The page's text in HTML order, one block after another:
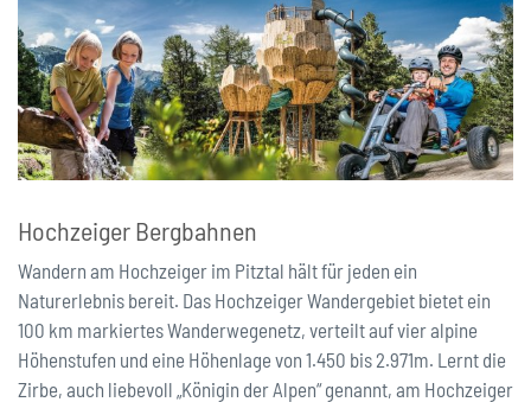
Hochzeiger Bergbahnen
Wandern am Hochzeiger im Pitztal hält für jeden ein
Naturerlebnis bereit. Das Hochzeiger Wandergebiet bietet ein
100 km markiertes Wanderwegenetz, verteilt auf vier alpine
Höhenstufen und eine Höhenlage von 1.450 bis 2.971m. Lernt die
Zirbe, auch liebevoll „Königin der Alpen“ genannt, am Hochzeiger